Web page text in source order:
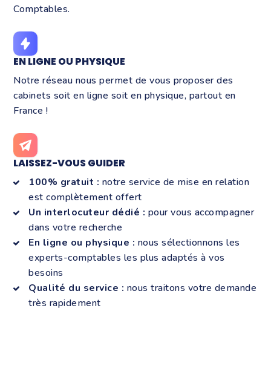
Comptables.
EN LIGNE OU PHYSIQUE
Notre réseau nous permet de vous proposer des
cabinets soit en ligne soit en physique, partout en
France !
LAISSEZ-VOUS GUIDER
100% gratuit : notre service de mise en relation
est complètement offert
Un interlocuteur dédié : pour vous accompagner
dans votre recherche
En ligne ou physique : nous sélectionnons les
experts-comptables les plus adaptés à vos
besoins
Qualité du service : nous traitons votre demande
très rapidement